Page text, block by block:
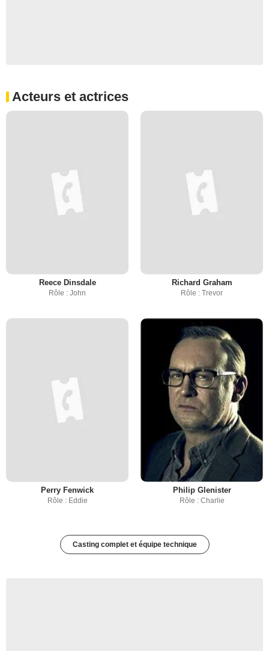
Acteurs et actrices
Reece Dinsdale
Rôle : John
Richard Graham
Rôle : Trevor
Perry Fenwick
Rôle : Eddie
Philip Glenister
Rôle : Charlie
Casting complet et équipe technique